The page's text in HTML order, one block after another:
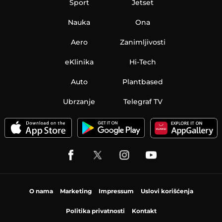
Sport
Nauka
Aero
Jetset
Ona
Zanimljivosti
eKlinika Hi-Tech
Auto Plantbased
Ubrzanje Telegraf TV
O nama Marketing Impressum Uslovi korišćenja
Politika privatnosti Kontakt